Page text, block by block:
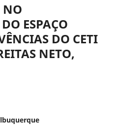
NO
ESPAÇO
DO CETI
NETO,